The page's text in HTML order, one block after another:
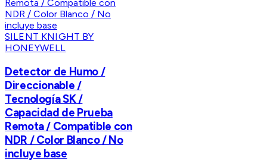
SILENT KNIGHT BY
HONEYWELL
Detector de Humo /
Direccionable /
Tecnología SK /
Capacidad de Prueba
Remota / Compatible con
NDR / Color Blanco / No
incluye base